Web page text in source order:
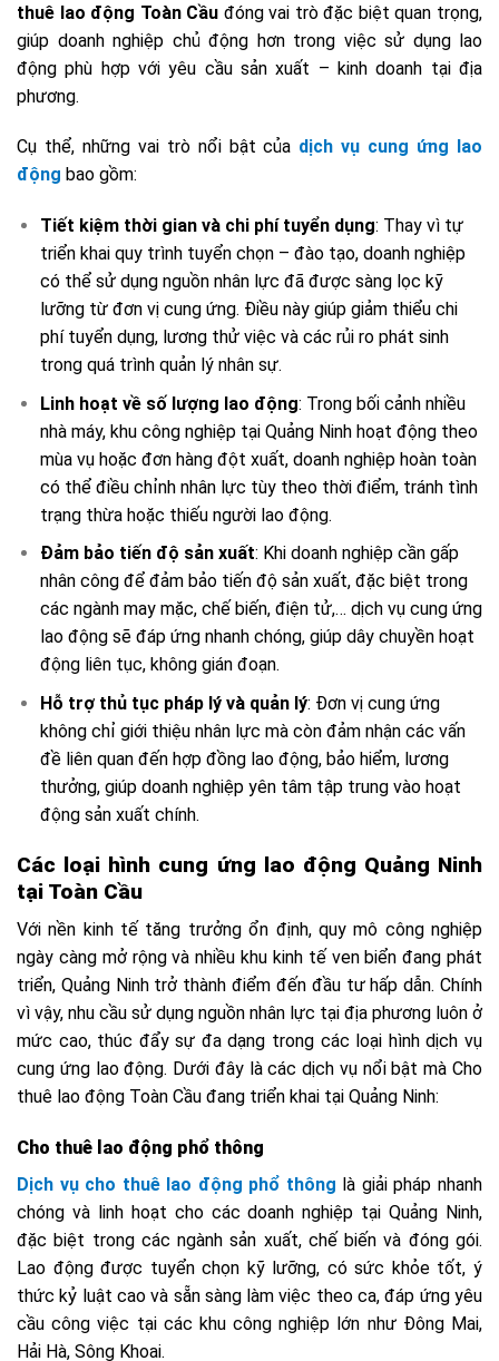
thuê lao động Toàn Cầu đóng vai trò đặc biệt quan trọng,
giúp doanh nghiệp chủ động hơn trong việc sử dụng lao
động phù hợp với yêu cầu sản xuất – kinh doanh tại địa
phương.
Cụ thể, những vai trò nổi bật của dịch vụ cung ứng lao
động bao gồm:
Tiết kiệm thời gian và chi phí tuyển dụng: Thay vì tự
triển khai quy trình tuyển chọn – đào tạo, doanh nghiệp
có thể sử dụng nguồn nhân lực đã được sàng lọc kỹ
lưỡng từ đơn vị cung ứng. Điều này giúp giảm thiểu chi
phí tuyển dụng, lương thử việc và các rủi ro phát sinh
trong quá trình quản lý nhân sự.
Linh hoạt về số lượng lao động: Trong bối cảnh nhiều
nhà máy, khu công nghiệp tại Quảng Ninh hoạt động theo
mùa vụ hoặc đơn hàng đột xuất, doanh nghiệp hoàn toàn
có thể điều chỉnh nhân lực tùy theo thời điểm, tránh tình
trạng thừa hoặc thiếu người lao động.
Đảm bảo tiến độ sản xuất: Khi doanh nghiệp cần gấp
nhân công để đảm bảo tiến độ sản xuất, đặc biệt trong
các ngành may mặc, chế biến, điện tử,… dịch vụ cung ứng
lao động sẽ đáp ứng nhanh chóng, giúp dây chuyền hoạt
động liên tục, không gián đoạn.
Hỗ trợ thủ tục pháp lý và quản lý: Đơn vị cung ứng
không chỉ giới thiệu nhân lực mà còn đảm nhận các vấn
đề liên quan đến hợp đồng lao động, bảo hiểm, lương
thưởng, giúp doanh nghiệp yên tâm tập trung vào hoạt
động sản xuất chính.
Các loại hình cung ứng lao động Quảng Ninh
tại Toàn Cầu
Với nền kinh tế tăng trưởng ổn định, quy mô công nghiệp
ngày càng mở rộng và nhiều khu kinh tế ven biển đang phát
triển, Quảng Ninh trở thành điểm đến đầu tư hấp dẫn. Chính
vì vậy, nhu cầu sử dụng nguồn nhân lực tại địa phương luôn ở
mức cao, thúc đẩy sự đa dạng trong các loại hình dịch vụ
cung ứng lao động. Dưới đây là các dịch vụ nổi bật mà Cho
thuê lao động Toàn Cầu đang triển khai tại Quảng Ninh:
Cho thuê lao động phổ thông
Dịch vụ cho thuê lao động phổ thông là giải pháp nhanh
chóng và linh hoạt cho các doanh nghiệp tại Quảng Ninh,
đặc biệt trong các ngành sản xuất, chế biến và đóng gói.
Lao động được tuyển chọn kỹ lưỡng, có sức khỏe tốt, ý
thức kỷ luật cao và sẵn sàng làm việc theo ca, đáp ứng yêu
cầu công việc tại các khu công nghiệp lớn như Đông Mai,
Hải Hà, Sông Khoai.